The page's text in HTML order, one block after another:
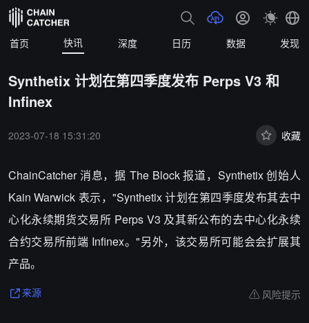
首页 快讯 深度 日历 数据 发现
Synthetix 计划在第四季度发布 Perps V3 和
Infinex
2023-07-18 15:31:20 收藏
ChainCatcher 消息，据 The Block 报道，Synthetix 创始人
Kain Warwick 表示，"Synthetix 计划在第四季度发布其去中
心化永续期货交易所 Perps V3 及其新公布的去中心化永续
合约交易所前端 Infinex。"另外，该交易所可能会会扩展其
产品。
来源 风险提示